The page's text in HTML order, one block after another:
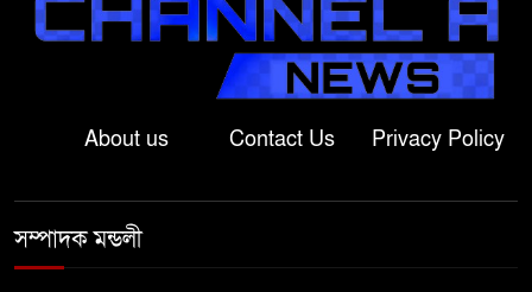
আটক ব্যক্তিকে শাস্তি
শ্রীবরদীতে বৃদ্ধের ম’রদে’হ উদ্ধার,
পরিবারের দাবি ‘হ//ত্যা’
About us Contact Us Privacy Policy
সম্পাদক মন্ডলী